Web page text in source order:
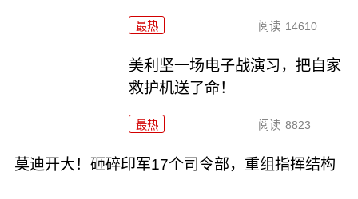
最热 阅读 14610
美利坚一场电子战演习，把自家
救护机送了命！
最热 阅读 8823
莫迪开大！砸碎印军17个司令部，重组指挥结构